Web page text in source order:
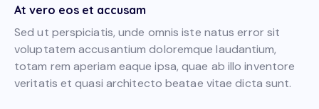
At vero eos et accusam
Sed ut perspiciatis, unde omnis iste natus error sit
voluptatem accusantium doloremque laudantium,
totam rem aperiam eaque ipsa, quae ab illo inventore
veritatis et quasi architecto beatae vitae dicta sunt.